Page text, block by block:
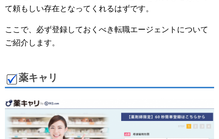
て頼もしい存在となってくれるはずです。
ここで、必ず登録しておくべき転職エージェントについて
ご紹介します。
薬キャリ